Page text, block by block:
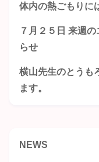
体内の熱ごもりに
７月２５日 来週
らせ
横山先生のとうも
ます。
NEWS